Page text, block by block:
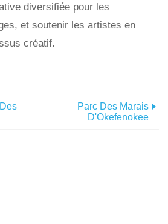
diversifiée pour les
et soutenir les artistes en
créatif.
Parc Des Marais
D'Okefenokee